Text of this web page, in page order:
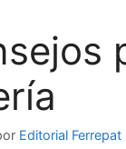
Editorial Ferrepat